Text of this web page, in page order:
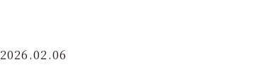
2026.02.06